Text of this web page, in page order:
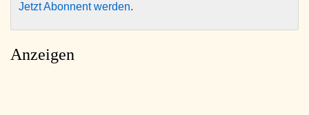
Jetzt Abonnent werden.
Anzeigen